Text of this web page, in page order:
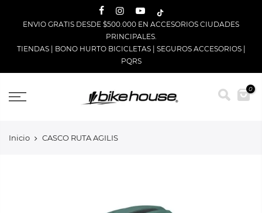
ENVIO GRATIS DESDE $500.000 EN ACCESORIOS CIUDADES
PRINCIPALES.
TIENDAS| BONO HURTO BICICLETAS SEGUROS ACCESORIOS
PQRS
0
Inicio CASCO RUTA AGILIS